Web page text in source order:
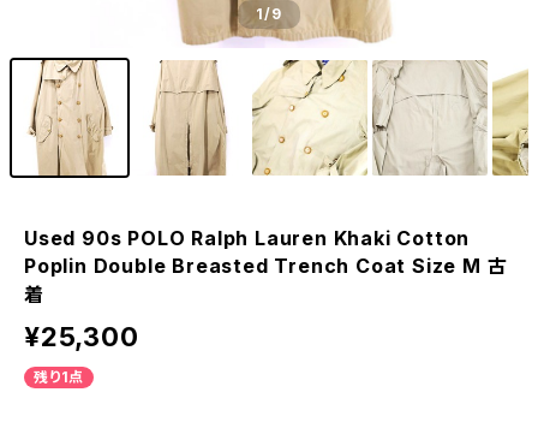
1/9
Used 90s POLO Ralph Lauren Khaki Cotton
Poplin Double Breasted Trench Coat Size M 古
着
¥25,300
残り1点